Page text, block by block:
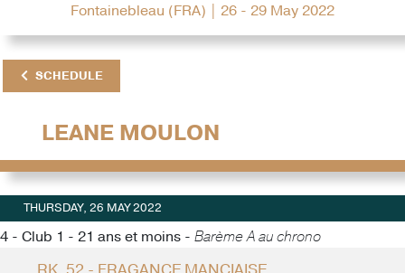
Fontainebleau (FRA) | 26 - 29 May 2022
SCHEDULE
LEANE MOULON
THURSDAY, 26 MAY 2022
4 - Club 1 - 21 ans et moins - Barème A au chrono